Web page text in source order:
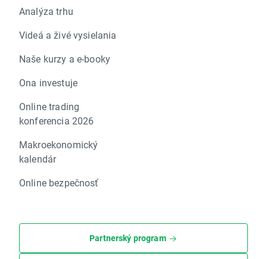
Analýza trhu
Videá a živé vysielania
Naše kurzy a e-booky
Ona investuje
Online trading
konferencia 2026
Makroekonomický
kalendár
Online bezpečnosť
Partnerský program